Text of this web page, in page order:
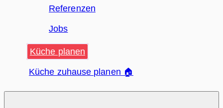
Referenzen
Jobs
Küche planen
Küche zuhause planen 🏠